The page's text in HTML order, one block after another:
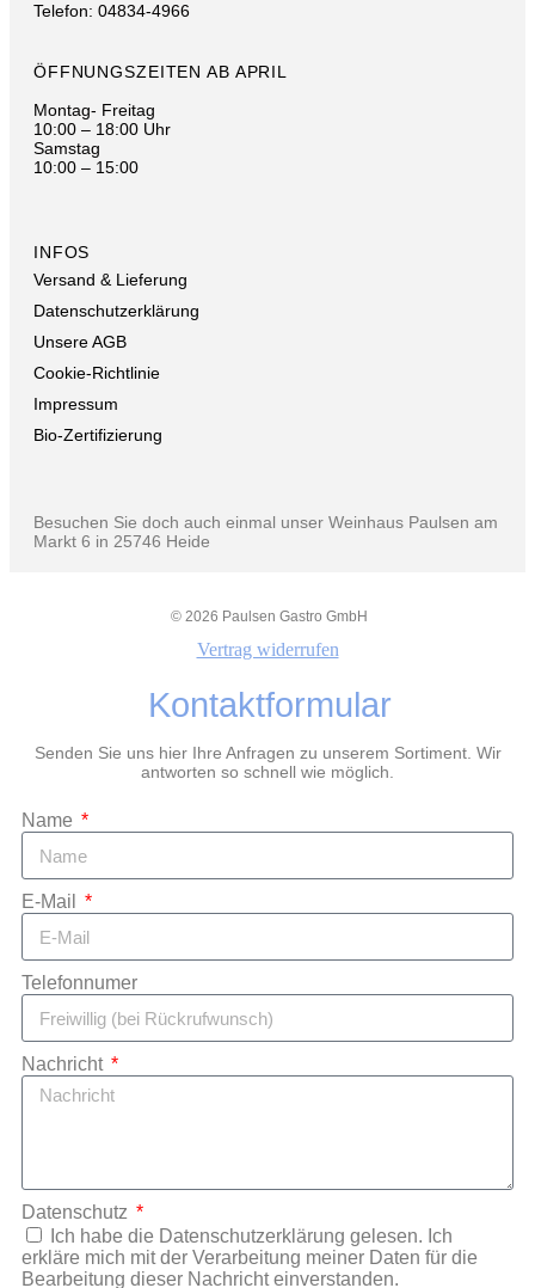
Telefon: 04834-4966
ÖFFNUNGSZEITEN AB APRIL
Montag- Freitag
10:00 – 18:00 Uhr
Samstag
10:00 – 15:00
INFOS
Versand & Lieferung
Datenschutzerklärung
Unsere AGB
Cookie-Richtlinie
Impressum
Bio-Zertifizierung
Besuchen Sie doch auch einmal unser Weinhaus Paulsen am
Markt 6 in 25746 Heide
© 2026 Paulsen Gastro GmbH
Vertrag widerrufen
Kontaktformular
Senden Sie uns hier Ihre Anfragen zu unserem Sortiment. Wir
antworten so schnell wie möglich.
Name
E-Mail
Telefonnumer
Nachricht
Datenschutz
Ich habe die Datenschutzerklärung gelesen. Ich
erkläre mich mit der Verarbeitung meiner Daten für die
Bearbeitung dieser Nachricht einverstanden.